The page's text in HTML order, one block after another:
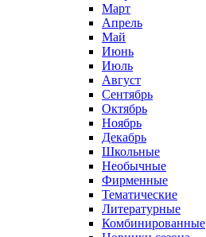
Март
Апрель
Май
Июнь
Июль
Август
Сентябрь
Октябрь
Ноябрь
Декабрь
Школьные
Необычные
Фирменные
Тематические
Литературные
Комбинированные